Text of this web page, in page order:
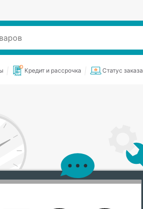
Кредит и рассрочка Статус заказа